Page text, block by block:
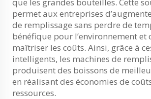
permet aux entreprises
de remplissage sans perdre de
bénéfique pour l’environnement et
maîtriser les coûts. Ainsi, grâce à
intelligents, les machines de
produisent des boissons de
en réalisant des économies de
ressources.